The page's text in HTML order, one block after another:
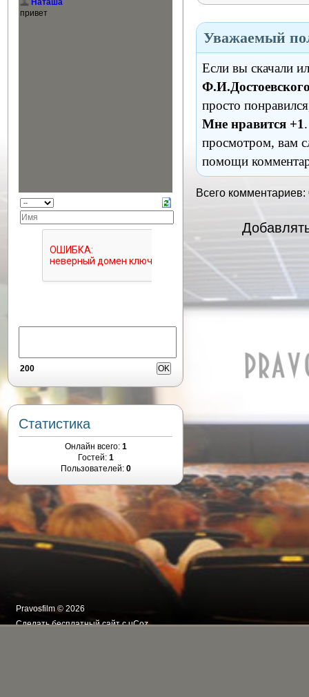
Уважаемый
Если вы скачали
просто
Мне нравится +1
просмотром, вам
помощи
Всего комментариев:
200
Статистика
Онлайн всего: 1
Гостей: 1
Пользователей: 0
Pravosfilm © 2026
Сделатьбесплатный сайтсuCoz